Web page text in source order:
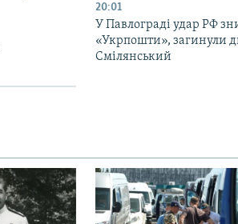
20:01
У Павлограді удар РФ
«Укрпошти», загинули
Смілянський